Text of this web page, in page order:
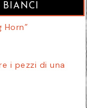
Horn”
i pezzi di una